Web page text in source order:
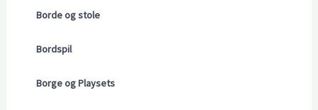
Borde og stole
Bordspil
Borge og Playsets